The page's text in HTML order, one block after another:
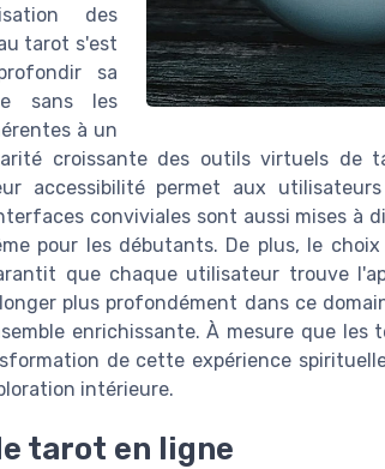
des
tarot s'est
sa
sans les
à un
croissante des outils virtuels de
accessibilité permet aux
conviviales sont aussi mises à
pour les débutants. De plus, le
que chaque utilisateur trouve
plus profondément dans ce
enrichissante. À mesure que les
de cette expérience
intérieure.
tarot en ligne